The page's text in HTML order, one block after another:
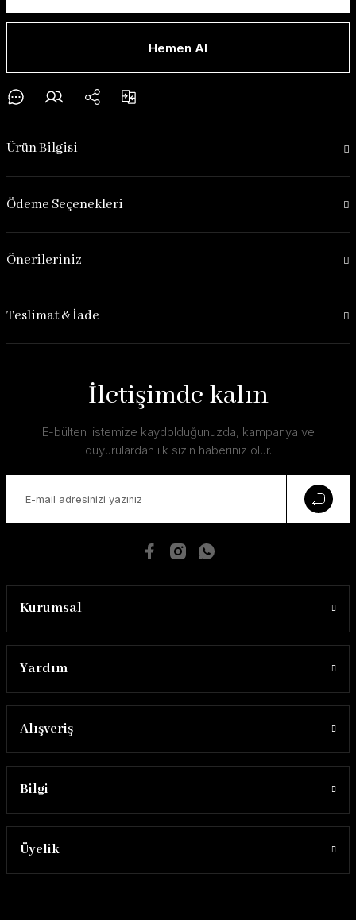
Hemen Al
Ürün Bilgisi
Ödeme Seçenekleri
Önerileriniz
Teslimat & İade
İletişimde kalın
E-bülten listemize kaydolduğunuzda, kampanya ve
duyurulardan ilk sizin haberiniz olur.
Kurumsal
Yardım
Alışveriş
Bilgi
Üyelik